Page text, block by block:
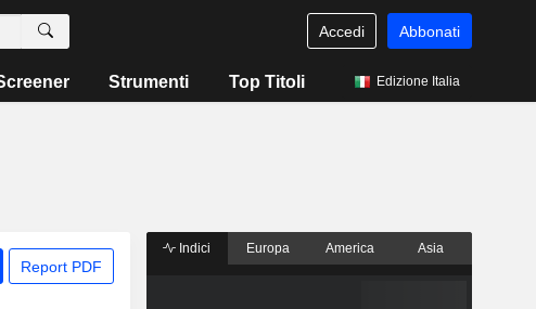
Accedi Abbonati
Strumenti Top Titoli Edizione Italia
Report PDF
Indici Europa America Asia